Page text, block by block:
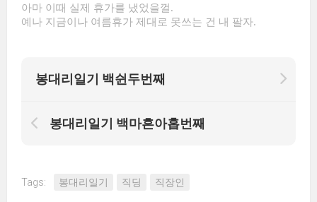
아마 이때 실제 휴가를 냈었을껄.
예나 지금이나 여름휴가 제대로 못쓰는 건 내 팔자.
봉대리일기 백쉰두번째
봉대리일기 백마흔아홉번째
Tags: 봉대리일기 직딩 직장인